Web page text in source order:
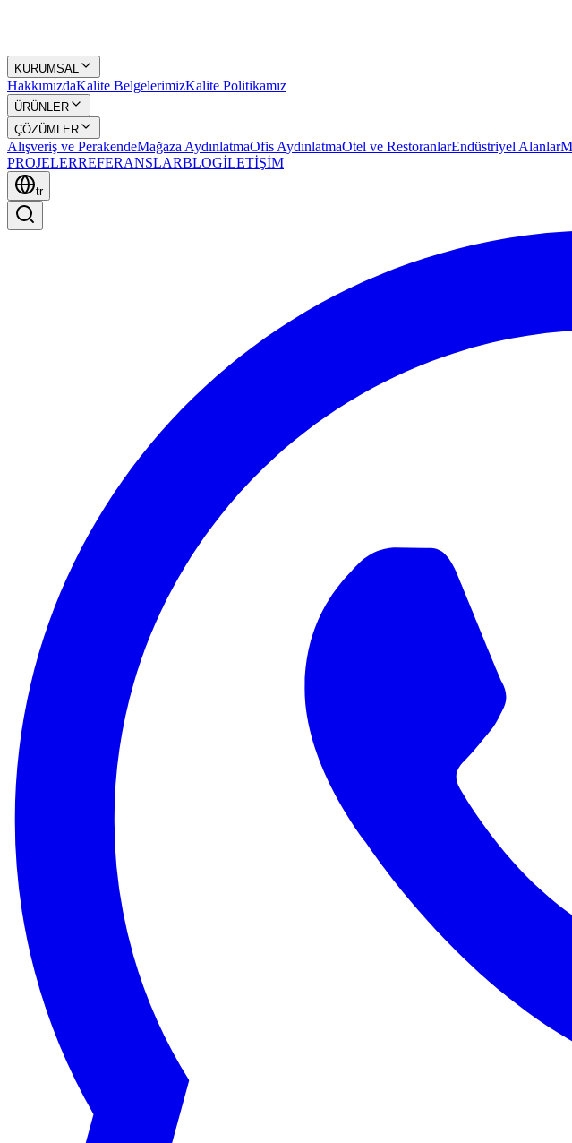
KURUMSAL
HakkımızdaKalite BelgelerimizKalite Politikamız
ÜRÜNLER
ÇÖZÜMLER
Alışveriş ve PerakendeMağaza AydınlatmaOfis AydınlatmaOtel ve RestoranlarEndüstriyel Alanlar
PROJELERREFERANSLARBLOGİLETİŞİM
tr